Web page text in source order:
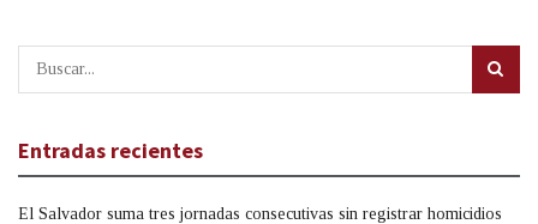
Entradas recientes
El Salvador suma tres jornadas consecutivas sin registrar homicidios